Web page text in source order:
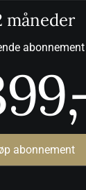
måneder
abonnement
,-
abonnement